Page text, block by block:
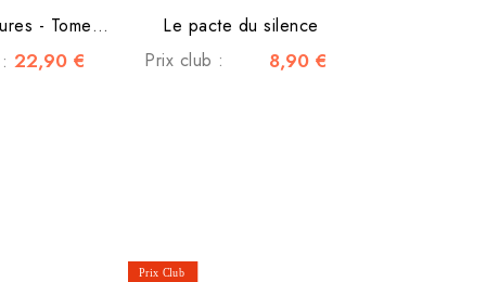
L'île aux murmures - Tome 1...
22,90 €
Le pacte du silence
Prix club :
8,90 €